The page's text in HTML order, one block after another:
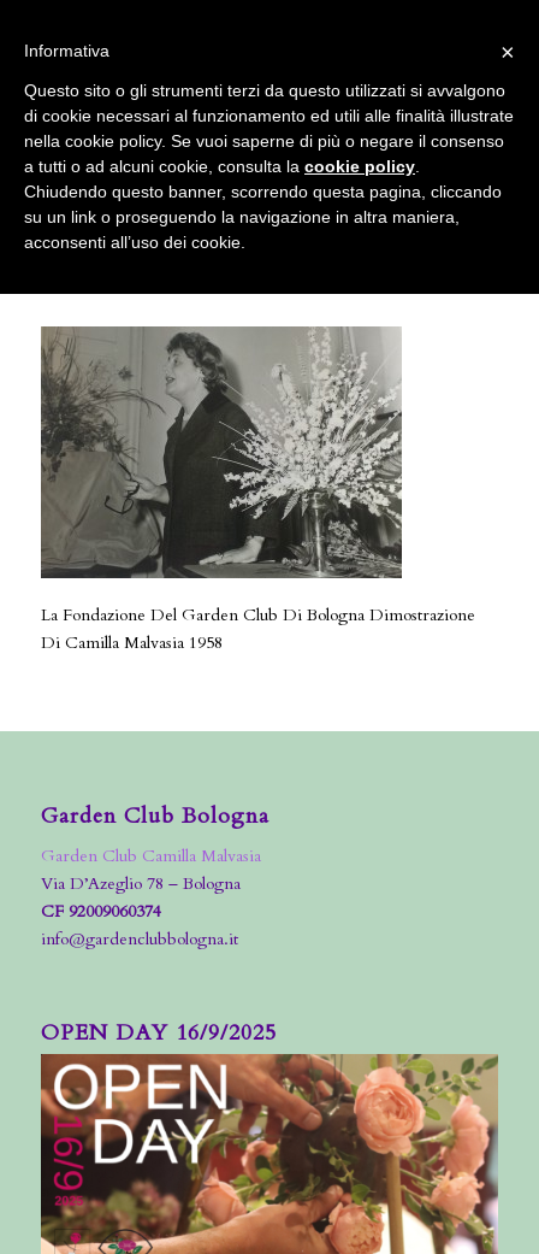
Dimostrazione Di Camilla Malvasia
1958
La Fondazione Del Garden Club Di Bologna Dimostrazione
Di Camilla Malvasia 1958
Garden Club Bologna
Garden Club Camilla Malvasia
Via D’Azeglio 78 – Bologna
CF 92009060374
info@gardenclubbologna.it
OPEN DAY 16/9/2025
accetta l'uso dei cookies previsto nella pagina dedicata.
Fai clic per abilitare/disabilitare il tracciamento di
Google Analytics.
OK Privacy e cookie policy
×
Informativa
Questo sito o gli strumenti terzi da questo utilizzati si avvalgono
di cookie necessari al funzionamento ed utili alle finalità illustrate
nella cookie policy. Se vuoi saperne di più o negare il consenso
a tutti o ad alcuni cookie, consulta la cookie policy
Chiudendo questo banner, scorrendo questa pagina, cliccando
su un link o proseguendo la navigazione in altra maniera,
acconsenti all’uso dei cookie.